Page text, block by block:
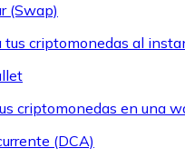
(Swap)
tus criptomonedas al
criptomonedas en una
(DCA)